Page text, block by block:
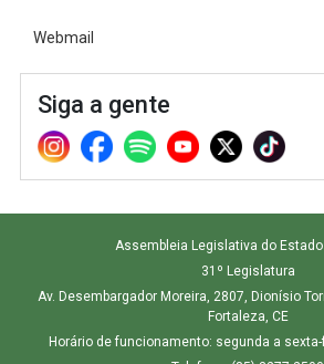
Webmail
Siga a gente
Assembleia Legislativa do Estado
31º Legislatura
Av. Desembargador Moreira, 2807, Dionísio
Fortaleza, CE
Horário de funcionamento: segunda a